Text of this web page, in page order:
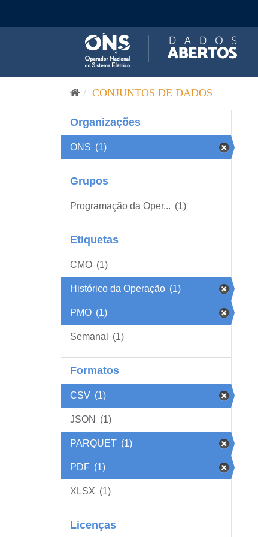
CONJUNTOS DE DADOS
Organizações
ONS (1)
Grupos
Programação da Oper... (1)
Etiquetas
CMO (1)
Histórico da Operação (1)
PMO (1)
Semanal (1)
Formatos
CSV (1)
JSON (1)
PARQUET (1)
PDF (1)
XLSX (1)
Licenças